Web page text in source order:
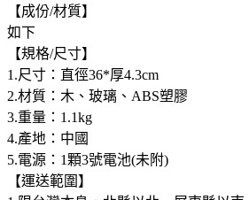
【成份/材質】
如下
【規格/尺寸】
1.尺寸：直徑36*厚4.3cm
2.材質：木、玻璃、ABS塑膠
3.重量：1.1kg
4.產地：中國
5.電源：1顆3號電池(未附)
【運送範圍】